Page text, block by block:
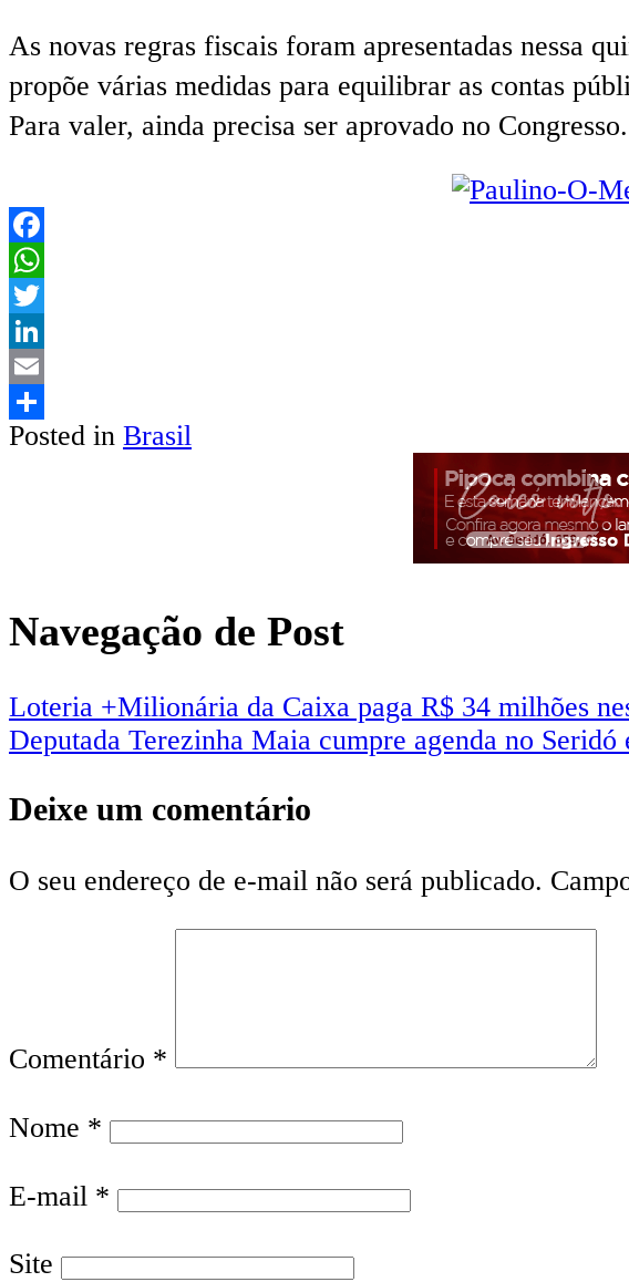
As novas regras fiscais foram apresentadas nessa
propõe várias medidas para equilibrar as contas
Para valer, ainda precisa ser aprovado no Congresso.
Facebook
WhatsApp
Twitter
LinkedIn
Email
Share
Posted in Brasil
Navegação de Post
Loteria +Milionária da Caixa paga R$ 34 milhões
Deputada Terezinha Maia cumpre agenda no
Deixe um comentário
O seu endereço de e-mail não será publicado.
Comentário *
Nome *
E-mail *
Site